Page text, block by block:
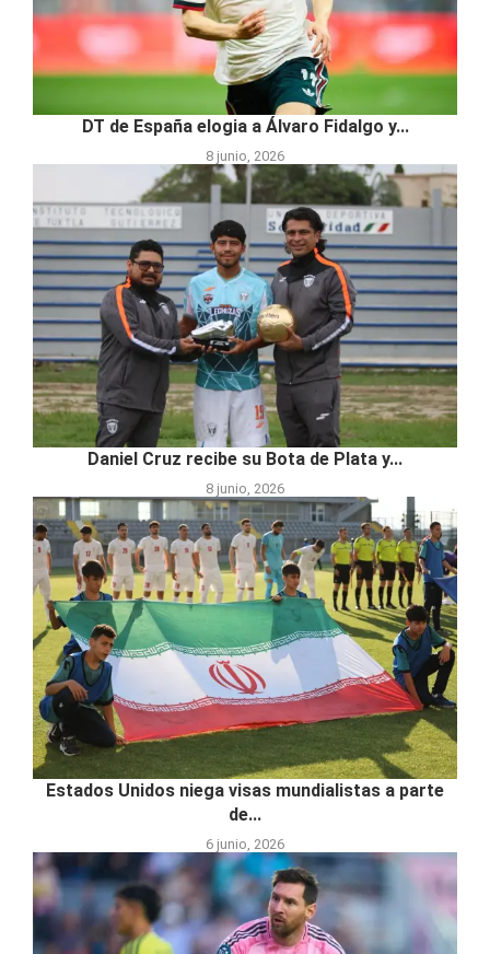
DT de España elogia a Álvaro Fidalgo y...
8 junio, 2026
Daniel Cruz recibe su Bota de Plata y...
8 junio, 2026
Estados Unidos niega visas mundialistas a parte
de...
6 junio, 2026